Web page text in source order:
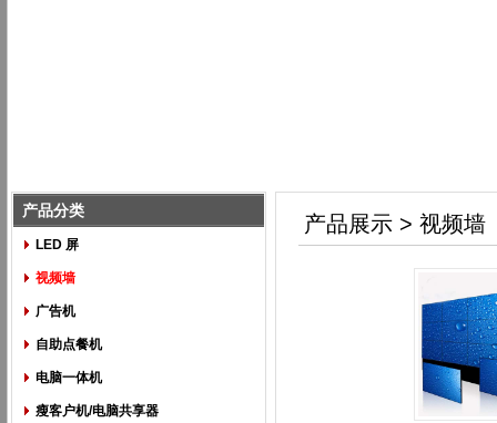
产品分类
LED 屏
视频墙
广告机
自助点餐机
电脑一体机
瘦客户机/电脑共享器
产品展示 > 视频墙